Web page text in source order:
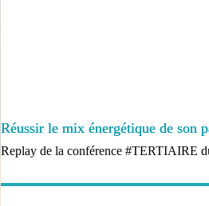
Réussir le mix énergétique de son
Replay de la conférence #TERTIAIRE